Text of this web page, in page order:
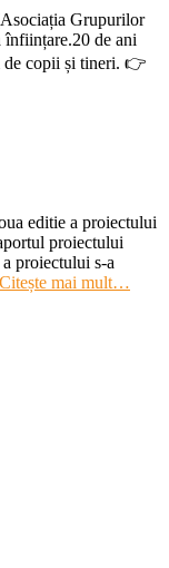
Grupurilor
înființare.20 de ani
de copii și tineri. 👉
editie a proiectului
proiectului
proiectului s-a
Citește mai mult…